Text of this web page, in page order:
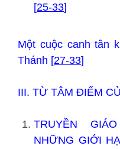
[25-33]
Một cuộc canh tân
Thánh [27-33]
III. TỪ TÂM ĐIỂM
TRUYỀN
NHỮNG GIỚI